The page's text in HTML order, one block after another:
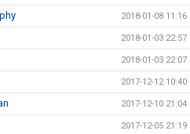
2018-01-08 11:16
2018-01-03 22:57
2018-01-03 22:07
2017-12-12 10:40
2017-12-10 21:04
2017-12-05 21:19